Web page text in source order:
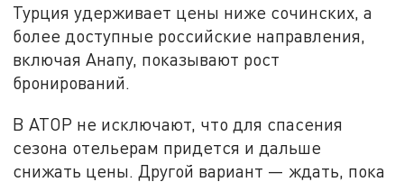
Турция удерживает цены ниже сочинских, а
более доступные российские направления,
включая Анапу, показывают рост
бронирований.
В АТОР не исключают, что для спасения
сезона отельерам придется и дальше
снижать цены. Другой вариант — ждать, пока